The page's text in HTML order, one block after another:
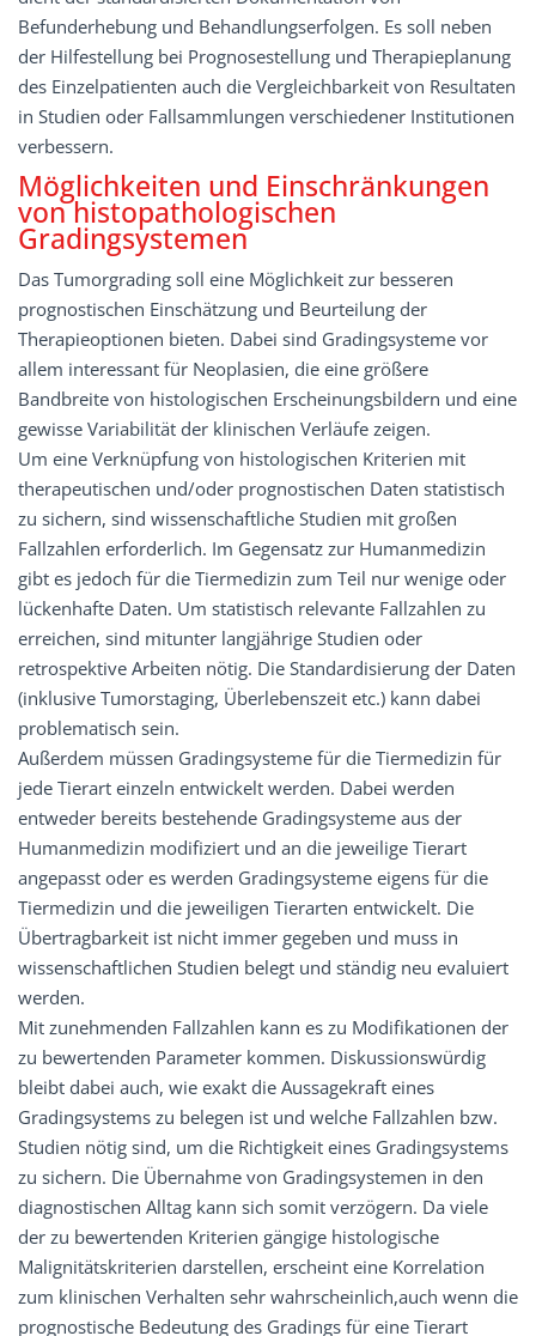
Befunderhebung und Behandlungserfolgen. Es soll neben
der Hilfestellung bei Prognosestellung und Therapieplanung
des Einzelpatienten auch die Vergleichbarkeit von Resultaten
in Studien oder Fallsammlungen verschiedener Institutionen
verbessern.
Möglichkeiten und Einschränkungen
von histopathologischen
Gradingsystemen
Das Tumorgrading soll eine Möglichkeit zur besseren
prognostischen Einschätzung und Beurteilung der
Therapieoptionen bieten. Dabei sind Gradingsysteme vor
allem interessant für Neoplasien, die eine größere
Bandbreite von histologischen Erscheinungsbildern und eine
gewisse Variabilität der klinischen Verläufe zeigen.
Um eine Verknüpfung von histologischen Kriterien mit
therapeutischen und/oder prognostischen Daten statistisch
zu sichern, sind wissenschaftliche Studien mit großen
Fallzahlen erforderlich. Im Gegensatz zur Humanmedizin
gibt es jedoch für die Tiermedizin zum Teil nur wenige oder
lückenhafte Daten. Um statistisch relevante Fallzahlen zu
erreichen, sind mitunter langjährige Studien oder
retrospektive Arbeiten nötig. Die Standardisierung der Daten
(inklusive Tumorstaging, Überlebenszeit etc.) kann dabei
problematisch sein.
Außerdem müssen Gradingsysteme für die Tiermedizin für
jede Tierart einzeln entwickelt werden. Dabei werden
entweder bereits bestehende Gradingsysteme aus der
Humanmedizin modifiziert und an die jeweilige Tierart
angepasst oder es werden Gradingsysteme eigens für die
Tiermedizin und die jeweiligen Tierarten entwickelt. Die
Übertragbarkeit ist nicht immer gegeben und muss in
wissenschaftlichen Studien belegt und ständig neu evaluiert
werden.
Mit zunehmenden Fallzahlen kann es zu Modifikationen der
zu bewertenden Parameter kommen. Diskussionswürdig
bleibt dabei auch, wie exakt die Aussagekraft eines
Gradingsystems zu belegen ist und welche Fallzahlen bzw.
Studien nötig sind, um die Richtigkeit eines Gradingsystems
zu sichern. Die Übernahme von Gradingsystemen in den
diagnostischen Alltag kann sich somit verzögern. Da viele
der zu bewertenden Kriterien gängige histologische
Malignitätskriterien darstellen, erscheint eine Korrelation
zum klinischen Verhalten sehr wahrscheinlich,auch wenn die
prognostische Bedeutung des Gradings für eine Tierart